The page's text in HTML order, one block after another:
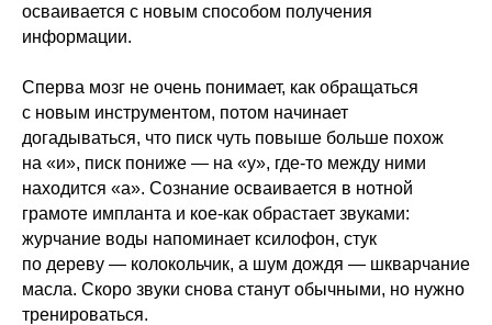
осваивается с новым способом получения
информации.
Сперва мозг не очень понимает, как обращаться
с новым инструментом, потом начинает
догадываться, что писк чуть повыше больше похож
на «и», писк пониже — на «у», где-то между ними
находится «а». Сознание осваивается в нотной
грамоте импланта и кое-как обрастает звуками:
журчание воды напоминает ксилофон, стук
по дереву — колокольчик, а шум дождя — шкварчание
масла. Скоро звуки снова станут обычными, но нужно
тренироваться.